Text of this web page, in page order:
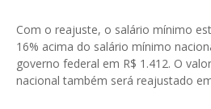
Com o reajuste, o salário mínimo
16% acima do salário mínimo
governo federal em R$ 1.412. O
nacional também será reajustado